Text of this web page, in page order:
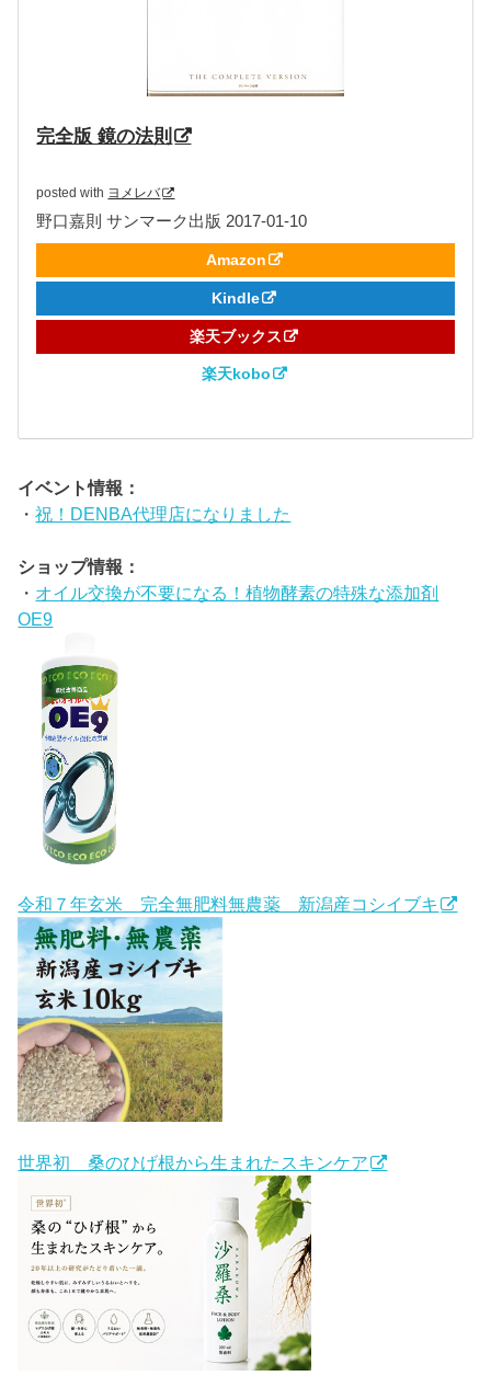
完全版 鏡の法則
posted with ヨメレバ
野口嘉則 サンマーク出版 2017-01-10
Amazon
Kindle
楽天ブックス
楽天kobo
イベント情報：
・祝！DENBA代理店になりました
ショップ情報：
・ オイル交換が不要になる！植物酵素の特殊な添加剤
OE9
令和７年玄米 完全無肥料無農薬 新潟産コシイブキ
世界初 桑のひげ根から生まれたスキンケア